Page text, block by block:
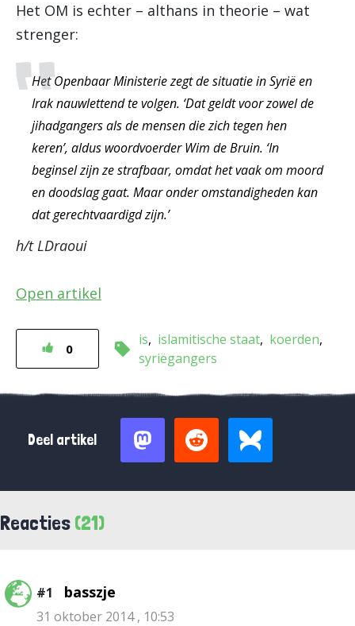
Het OM is echter – althans in theorie – wat
strenger:
Het Openbaar Ministerie zegt de situatie in Syrië en
Irak nauwlettend te volgen. ‘Dat geldt voor zowel de
jihadgangers als de mensen die zich tegen hen
keren’, aldus woordvoerder Wim de Bruin. ‘In
beginsel zijn ze strafbaar, omdat het vaak om moord
en doodslag gaat. Maar onder omstandigheden kan
dat gerechtvaardigd zijn.’
h/t LDraoui
Open artikel
0
is islamitische staat koerden
syriëgangers
Deel artikel
Reacties (21)
#1 basszje
31 oktober 2014 , 10:53